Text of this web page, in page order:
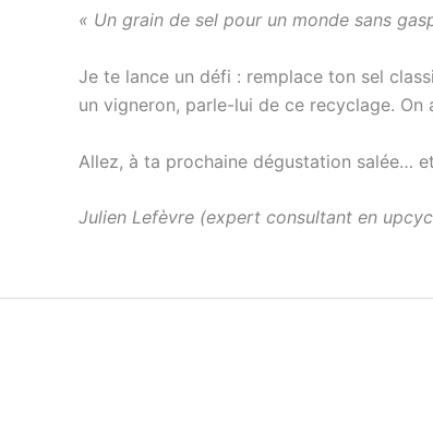
« Un grain de sel pour un monde sans
Je te lance un défi : remplace ton sel
un vigneron, parle-lui de ce recyclage.
Allez, à ta prochaine dégustation salée… et
Julien Lefèvre (expert consultant en